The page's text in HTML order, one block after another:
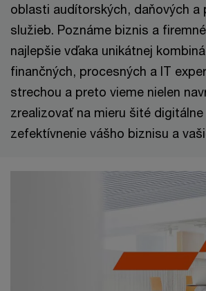
oblasti audítorských, daňových a
služieb. Poznáme biznis a
najlepšie vďaka unikátnej
finančných, procesných a IT
strechou a preto vieme nielen
zrealizovať na mieru šité
zefektívnenie vášho biznisu a